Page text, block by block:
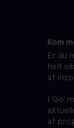
Kom
Er du
helt
af
I 'Go'
af